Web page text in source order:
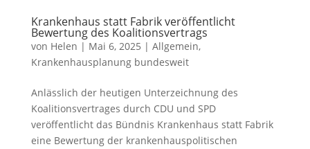
Krankenhaus statt Fabrik veröffentlicht
Bewertung des Koalitionsvertrags
von Helen | Mai 6, 2025 | Allgemein,
Krankenhausplanung bundesweit
Anlässlich der heutigen Unterzeichnung des
Koalitionsvertrages durch CDU und SPD
veröffentlicht das Bündnis Krankenhaus statt Fabrik
eine Bewertung der krankenhauspolitischen